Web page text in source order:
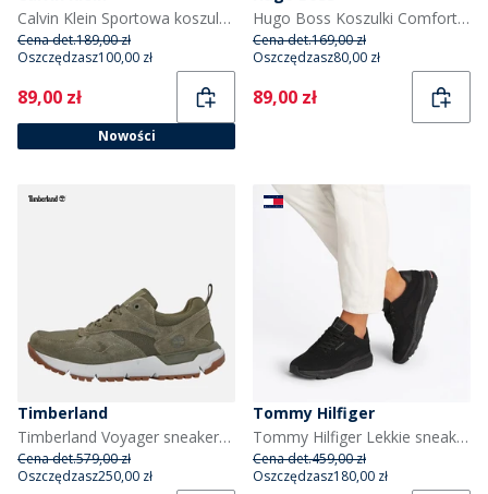
Calvin Klein Sportowa koszulka z grafiką dla niego kolor Czarny
Cena det.189,00 zł
Oszczędzasz100,00 zł
Current
89,00 zł
Nowości
Hugo Boss Koszulki Comfort 2-pak dla niego kolor Biały
Cena det.169,00 zł
Oszczędzasz80,00 zł
Current
89,00 zł
Timberland
Timberland Voyager sneakersy dla niego kolor Dark Green Mesh
Cena det.579,00 zł
Oszczędzasz250,00 zł
Tommy Hilfiger
Tommy Hilfiger Lekkie sneakersy dla niego kolor Black
Cena det.459,00 zł
Oszczędzasz180,00 zł